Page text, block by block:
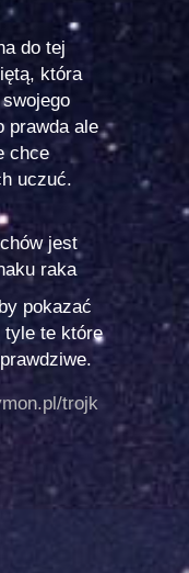
trojk
do tej
która
prawda ale
chce
uczuć.
jest
raka
pokazać
tyle te które